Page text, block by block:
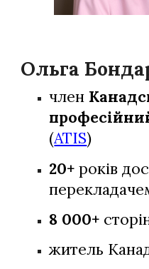
Ольга
член
(ATIS)
20+років
8 000+
житель